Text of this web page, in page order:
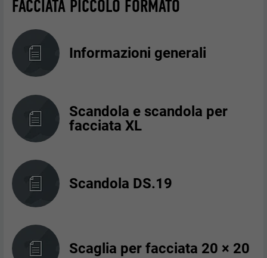
FACCIATA PICCOLO FORMATO
Informazioni generali
Scandola e scandola per
facciata XL
Scandola DS.19
Scaglia per facciata 20 × 20